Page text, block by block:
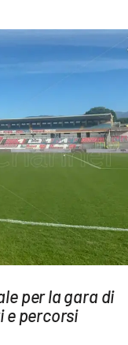
per la gara di
e percorsi